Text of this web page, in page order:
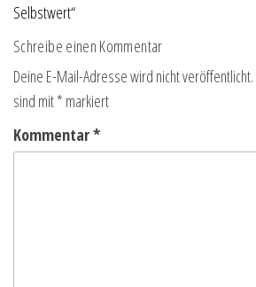
Selbstwert“
Schreibe einen Kommentar
Deine E-Mail-Adresse wird nicht veröffentlicht.
sind mit* markiert
Kommentar*